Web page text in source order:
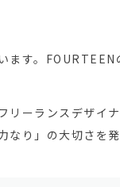
ます。FOURTEEN
リーランスデザイ
なり」の大切さを